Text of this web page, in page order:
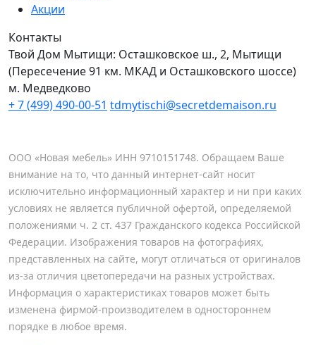
Акции
Контакты
Твой Дом Мытищи: Осташковское ш., 2, Мытищи
(Пересечение 91 км. МКАД и Осташковского шоссе)
м. Медведково
+ 7 (499) 490-00-51 tdmytischi@secretdemaison.ru
ООО «Новая мебель» ИНН 9710151748. Обращаем Ваше
внимание на то, что данный интернет-сайт носит
исключительно информационный характер и ни при каких
условиях не является публичной офертой, определяемой
положениями ч. 2 ст. 437 Гражданского кодекса Российской
Федерации. Изображения товаров на фотографиях,
представленных на сайте, могут отличаться от оригиналов
из-за отличия цветопередачи на разных устройствах.
Информация о характеристиках товаров может быть
изменена фирмой-производителем в одностороннем
порядке в любое время.